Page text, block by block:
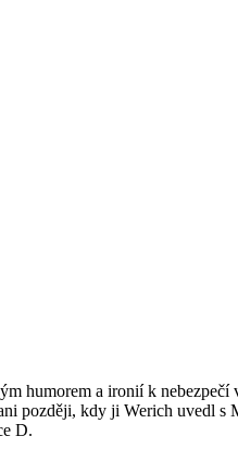
humorem a ironií k nebezpečí
později, kdy ji Werich uvedl
D.